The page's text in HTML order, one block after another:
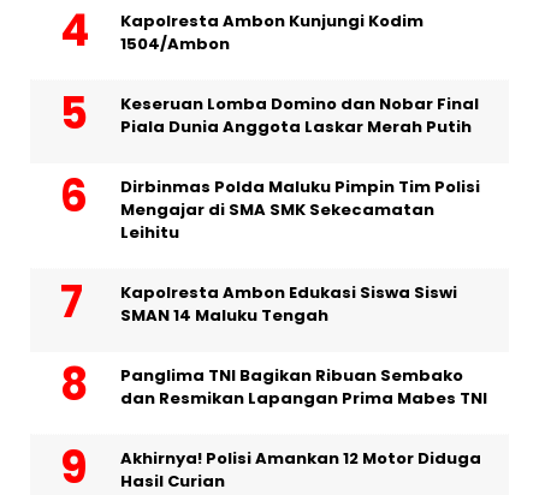
Kapolresta Ambon Kunjungi Kodim
1504/Ambon
Keseruan Lomba Domino dan Nobar Final
Piala Dunia Anggota Laskar Merah Putih
Dirbinmas Polda Maluku Pimpin Tim Polisi
Mengajar di SMA SMK Sekecamatan
Leihitu
Kapolresta Ambon Edukasi Siswa Siswi
SMAN 14 Maluku Tengah
Panglima TNI Bagikan Ribuan Sembako
dan Resmikan Lapangan Prima Mabes TNI
Akhirnya! Polisi Amankan 12 Motor Diduga
Hasil Curian